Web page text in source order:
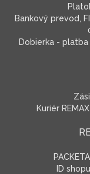
Bankový prevod,
Dobierka -
Kuriér
ID